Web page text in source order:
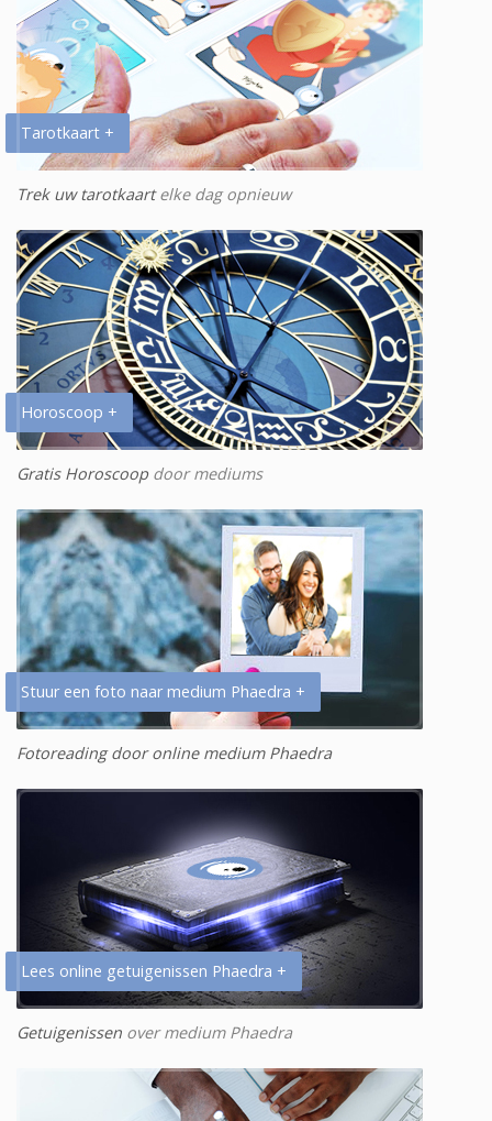
Tarotkaart +
Trek uw tarotkaartelke dag opnieuw
Horoscoop +
Gratis Horoscoopdoor mediums
Stuur een foto naar medium Phaedra +
Fotoreading door online medium Phaedra
Lees online getuigenissen Phaedra +
Getuigenissen over medium Phaedra